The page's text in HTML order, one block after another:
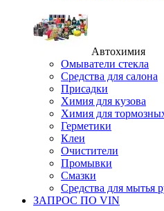
Автохимия
Омыватели стекла
Средства для салона
Присадки
Химия для кузова
Химия для
Герметики
Клеи
Очистители
Промывки
Смазки
Средства для мытья
ЗАПРОС ПО VIN